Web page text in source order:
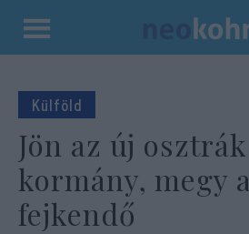
Kilépés
tartalomba
Külföld
Jön az új osztrák
kormány, megy a
fejkendő